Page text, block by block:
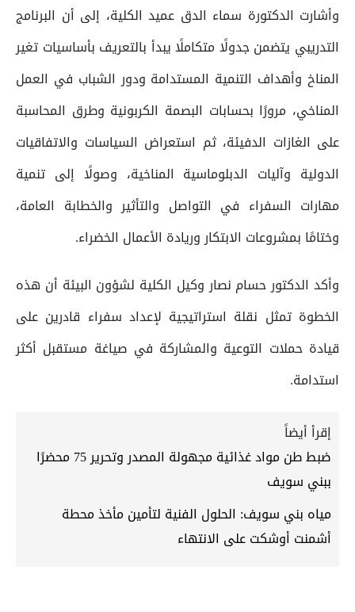
وأشارت الدكتورة سماء الدق عميد الكلية، إلى أن البرنامج
التدريبي يتضمن جدولًا متكاملًا يبدأ بالتعريف بأساسيات تغير
المناخ وأهداف التنمية المستدامة ودور الشباب في العمل
المناخي، مرورًا بحسابات البصمة الكربونية وطرق المحاسبة
على الغازات الدفيئة، ثم استعراض السياسات والاتفاقيات
الدولية وآليات الدبلوماسية المناخية، وصولًا إلى تنمية
مهارات السفراء في التواصل والتأثير والخطابة العامة،
وختامًا بمشروعات الابتكار وريادة الأعمال الخضراء.
وأكد الدكتور حسام نصار وكيل الكلية لشؤون البيئة أن هذه
الخطوة تمثل نقلة استراتيجية لإعداد سفراء قادرين على
قيادة حملات التوعية والمشاركة في صياغة مستقبل أكثر
استدامة.
إقرأ أيضاً
ضبط طن مواد غذائية مجهولة المصدر وتحرير 75 محضرًا
ببني سويف
مياه بني سويف: الحلول الفنية لتأمين مأخذ محطة
أشمنت أوشكت على الانتهاء